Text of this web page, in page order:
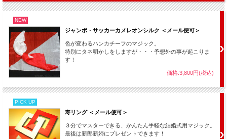
NEW
ジャンボ・サッカーカメレオンシルク ＜メール便可＞
色が変わるハンカチーフのマジック。
特別にタネ明かしをしますが・・・予想外の事が起こりま
す！
価格:3,800円(税込)
PICK UP
寿リング ＜メール便可＞
３分でマスターできる、かんたん手軽な結婚式用マジック。
最後は新郎新婦にプレゼントできます！